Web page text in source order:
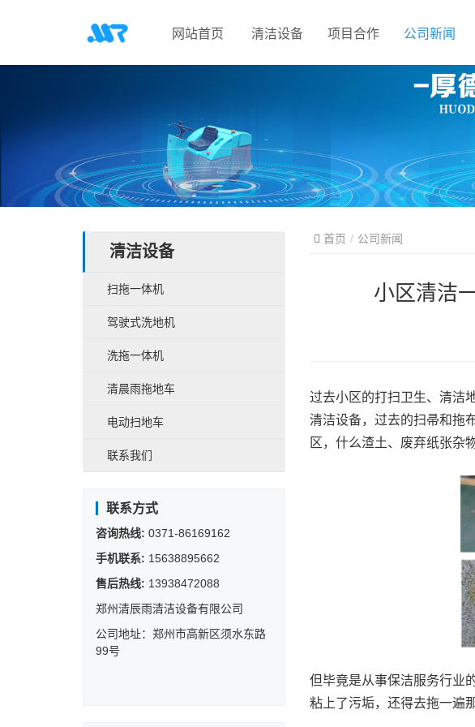
网站首页 清洁设备 项目合作 公司新闻
首页 公司新闻
小区清洁
过去小区的打扫卫生、清洁
清洁设备，过去的扫帚和拖
区，什么渣土、废弃纸张杂
但毕竟是从事保洁服务行业
粘上了污垢，还得去拖一遍
清洁设备
扫拖一体机
驾驶式洗地机
洗拖一体机
清晨雨拖地车
电动扫地车
联系我们
联系方式
咨询热线: 0371-86169162
手机联系: 15638895662
售后热线: 13938472088
郑州清辰雨清洁设备有限公司
公司地址：郑州市高新区须水东路
99号